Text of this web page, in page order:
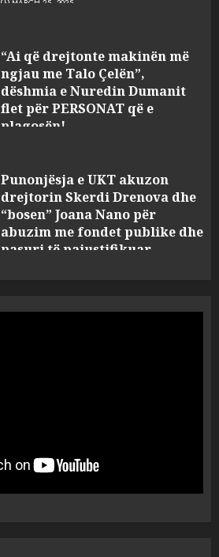
Punonjësja e UKT akuzon
drejtorin Skerdi Drenova dhe
“bosen” Joana Nano për
abuzim me fondet publike dhe
pasuri të pajustifikuar
Incidenti në ndeshjen
Apolonia- Gramshi, nis
procedim penal për Koço
Kokëdhimën (VIDEO)
MARCH 27, 2025
Mariela dhe Antonela
Berishën
MARCH 25, 2025